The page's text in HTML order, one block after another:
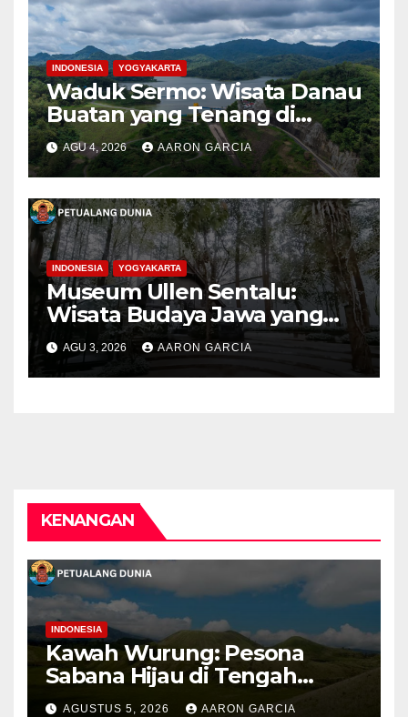
INDONESIA YOGYAKARTA
Waduk Sermo: Wisata Danau
Buatan yang Tenang di
Perbukitan Menoreh Kulon
Progo
AGU 4, 2026 AARON GARCIA
INDONESIA YOGYAKARTA
Museum Ullen Sentalu:
Wisata Budaya Jawa yang
Elegan di Lereng Kaliurang
AGU 3, 2026 AARON GARCIA
KENANGAN
INDONESIA
Kawah Wurung: Pesona
Sabana Hijau di Tengah
Pegunungan Bondowoso
AGUSTUS 5, 2026 AARON GARCIA